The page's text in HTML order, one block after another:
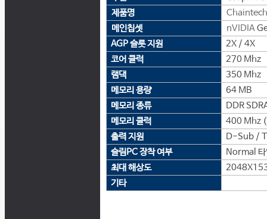
제품명
Chaintech
메인칩셋
nVIDIA
AGP 슬롯 지원
2X / 4X
코어 클럭
270 Mhz
램댁
350 Mhz
메모리 용량
64 MB
메모리 종류
DDR
메모리 클럭
400 Mhz
출력 지원
D-Sub /
슬림PC 장착 여부
Normal 타
최대 해상도
기타